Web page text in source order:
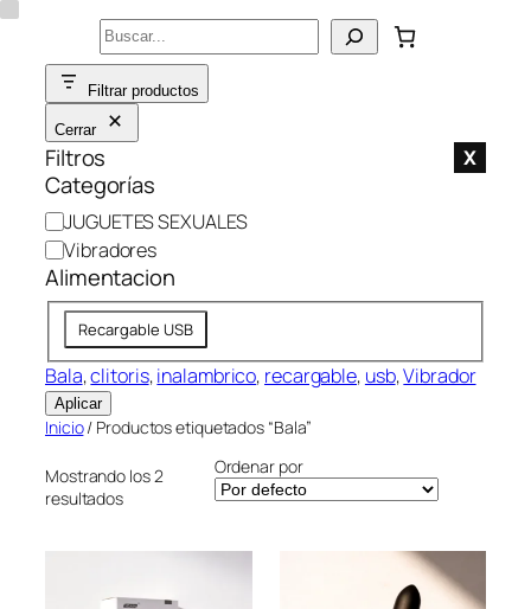
Saltar
contenido
Buscar
Filtrar productos
Cerrar
Filtros X
Categorías
C
a
t
e
r
í
a
JUGUETES SEXUALES
Vibradores
Alimentacion
l
i
m
e
t
a
Recargable USB
Bala, clitoris, inalambrico, recargable, usb, Vibrador
Aplicar
Inicio/ Productos etiquetados “Bala”
Mostrando los 2
resultados
Ordenar por